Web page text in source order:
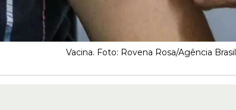
Vacina. Foto: Rovena Rosa/Agência Brasil